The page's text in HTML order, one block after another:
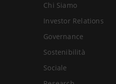
Chi Siamo
Investor Relations
Governance
Sostenibilità
Sociale